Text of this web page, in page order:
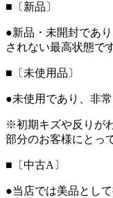
■〔新品〕
●新品・未開封であ
されない最高状態で
■〔未使用品〕
●未使用であり、非
※初期キズや反りが
部分のお客様にとっ
■〔中古A〕
●当店では美品とし